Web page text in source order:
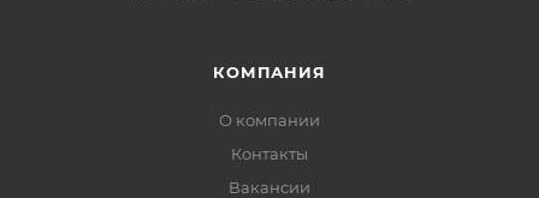
КОМПАНИЯ
О компании
Контакты
Вакансии